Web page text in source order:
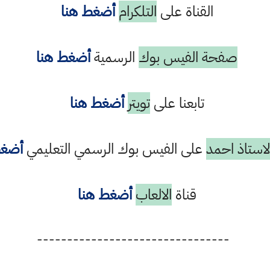
القناة على التلكرام أضغط هنا
صفحة الفيس بوك الرسميةأضغط هنا
تابعنا علىتويتر أضغط هنا
احمدعلى الفيس بوك الرسمي التعليمي
قناة الالعاب أضغط هنا
--------------------------------